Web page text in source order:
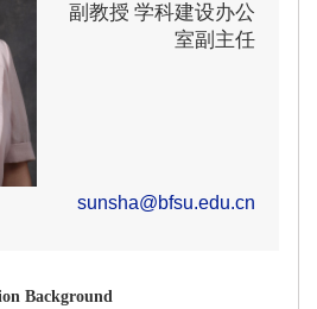
副教授 学科建设办公
室副主任
sunsha@bfsu.edu.cn
Background